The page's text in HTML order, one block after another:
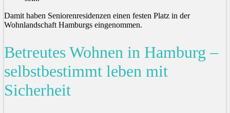
Damit haben Seniorenresidenzen einen festen Platz in der
Wohnlandschaft Hamburgs eingenommen.
Betreutes Wohnen in Hamburg –
selbstbestimmt leben mit
Sicherheit